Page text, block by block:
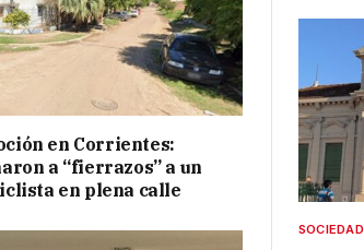
en Corrientes:
a “fierrazos” a un
en plena calle
SOCIEDAD